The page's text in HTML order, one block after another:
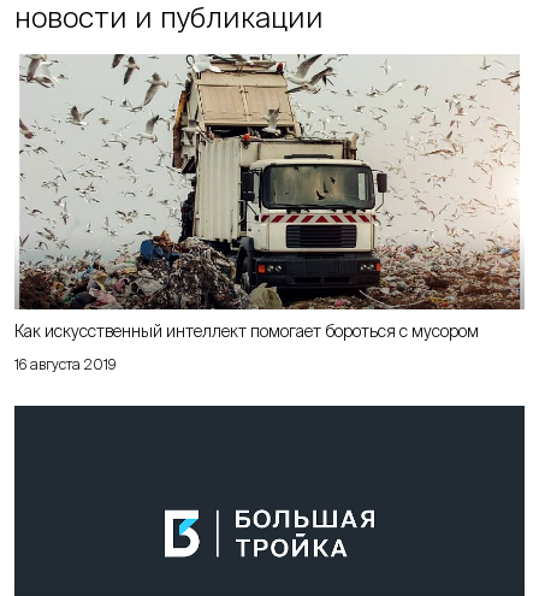
новости и публикации
16 августа 2019
Как искусственный интеллект помогает бороться с мусором